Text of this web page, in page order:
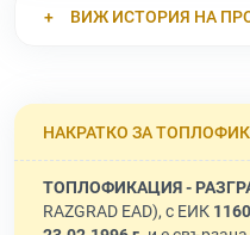
ВИЖ ИСТОРИЯ НА
НАКРАТКО ЗА
ТОПЛОФИКАЦИЯ -
RAZGRAD EAD), с ЕИК